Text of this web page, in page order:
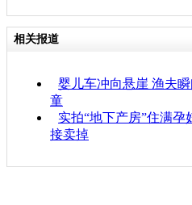
相关报道
婴儿车冲向悬崖 渔夫
童
实拍“地下产房”住满孕
接卖掉